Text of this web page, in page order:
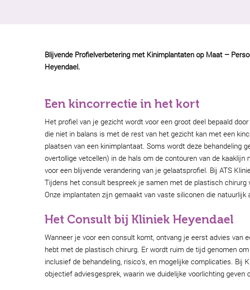
Blijvende Profielverbetering met Kinimplantaten op Maat –
Heyendael.
Een kincorrectie in het kort
Het profiel van je gezicht wordt voor een groot deel bepaald
die niet in balans is met de rest van het gezicht kan met een
plaatsen van een kinimplantaat. Soms wordt deze behandeling
overtollige vetcellen) in de hals om de contouren van de
voor een blijvende verandering van je gelaatsprofiel. Bij ATS
Tijdens het consult bespreek je samen met de plastisch
Onze implantaten zijn gemaakt van vaste siliconen die natuurlijk
Het Consult bij Kliniek Heyendael
Wanneer je voor een consult komt, ontvang je eerst advies van
hebt met de plastisch chirurg. Er wordt ruim de tijd genomen
inclusief de behandeling, risico’s, en mogelijke complicaties. Bij
objectief adviesgesprek, waarin we duidelijke voorlichting